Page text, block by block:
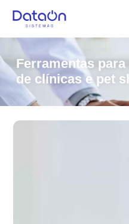
Ferramentas
de clínicas e pet